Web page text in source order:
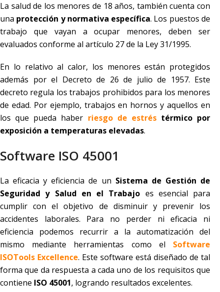
La salud de los menores de 18 años, también cuenta con
una protección y normativa específica. Los puestos de
trabajo que vayan a ocupar menores, deben ser
evaluados conforme al artículo 27 de la Ley 31/1995.
En lo relativo al calor, los menores están protegidos
además por el Decreto de 26 de julio de 1957. Este
decreto regula los trabajos prohibidos para los menores
de edad. Por ejemplo, trabajos en hornos y aquellos en
los que pueda haber riesgo de estréstérmico por
exposición a temperaturas elevadas.
Software ISO 45001
La eficacia y eficiencia de un Sistema de Gestión de
Seguridad y Salud en el Trabajo es esencial para
cumplir con el objetivo de disminuir y prevenir los
accidentes laborales. Para no perder ni eficacia ni
eficiencia podemos recurrir a la automatización del
mismo mediante herramientas como el Software
ISOTools Excellence. Este software está diseñado de tal
forma que da respuesta a cada uno de los requisitos que
contiene ISO 45001, logrando resultados excelentes.